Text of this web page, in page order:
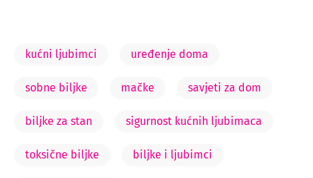
kućni ljubimci uređenje doma
sobne biljke mačke savjeti za dom
biljke za stan sigurnost kućnih ljubimaca
toksične biljke biljke i ljubimci